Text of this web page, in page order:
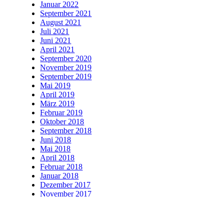
Januar 2022
September 2021
August 2021
Juli 2021
Juni 2021
April 2021
September 2020
November 2019
September 2019
Mai 2019
April 2019
März 2019
Februar 2019
Oktober 2018
September 2018
Juni 2018
Mai 2018
April 2018
Februar 2018
Januar 2018
Dezember 2017
November 2017